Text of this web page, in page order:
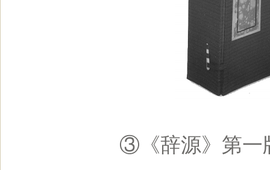
③《辞源》第一